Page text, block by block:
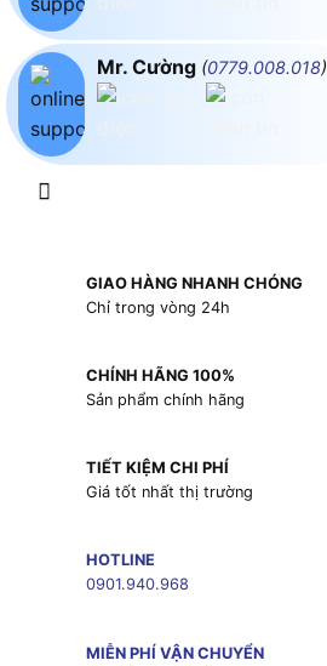
Mr. Cường (0779.008.018)
GIAO HÀNG NHANH CHÓNG
Chỉ trong vòng 24h
CHÍNH HÃNG 100%
Sản phẩm chính hãng
TIẾT KIỆM CHI PHÍ
Giá tốt nhất thị trường
HOTLINE
0901.940.968
MIỄN PHÍ VẬN CHUYỂN